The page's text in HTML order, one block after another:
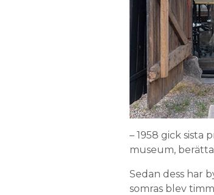
– 1958 gick
museum,
Sedan dess har
somras blev